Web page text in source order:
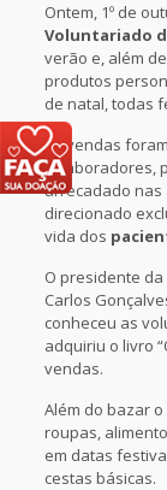
Ontem, 1º de
Voluntariado
verão e, além
produtos
de natal, todas
As vendas
colaboradores,
arrecadado nas
direcionado
vida dos
O presidente da
Carlos
conheceu as
adquiriu o livro
vendas.
Além do bazar
roupas,
em datas
cestas básicas.